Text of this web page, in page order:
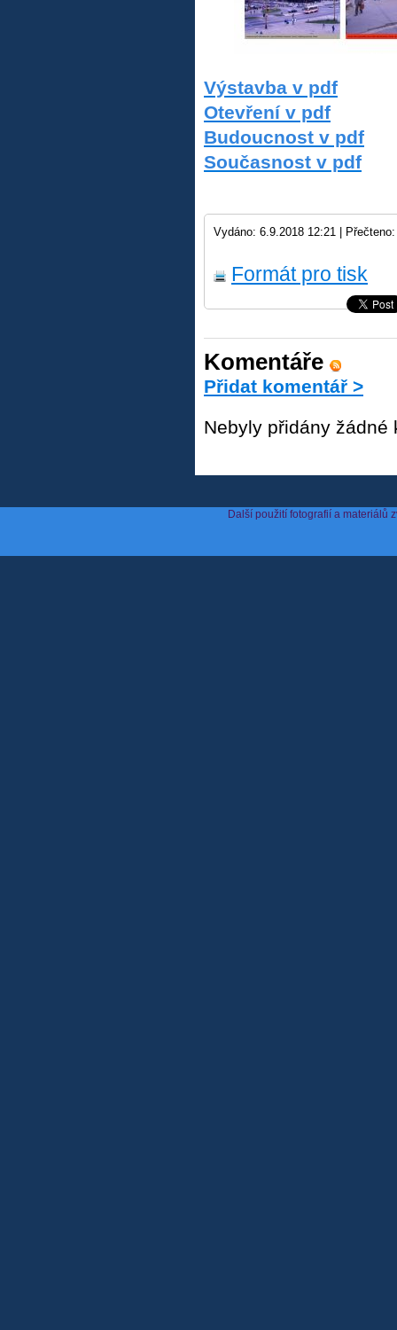
Výstavba v pdf
Otevření v pdf
Budoucnost v pdf
Současnost v pdf
Vydáno: 6.9.2018 12:21 |
Formát pro tisk
Komentáře
Přidat komentář >
Nebyly přidány žádné
Další použití fotografií a materiálů